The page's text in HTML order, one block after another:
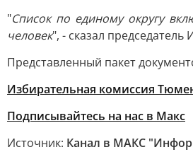
"Список по единому округу
человек", - сказал
Представленный пакет
Избирательная комиссия
Подписывайтесь на нас в Макс
Источник: Канал в МАКС